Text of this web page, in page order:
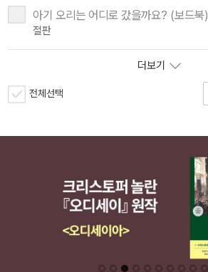
아기 오리는 어디로 갔을까요? (보드북)
절판
더보기
전체선택